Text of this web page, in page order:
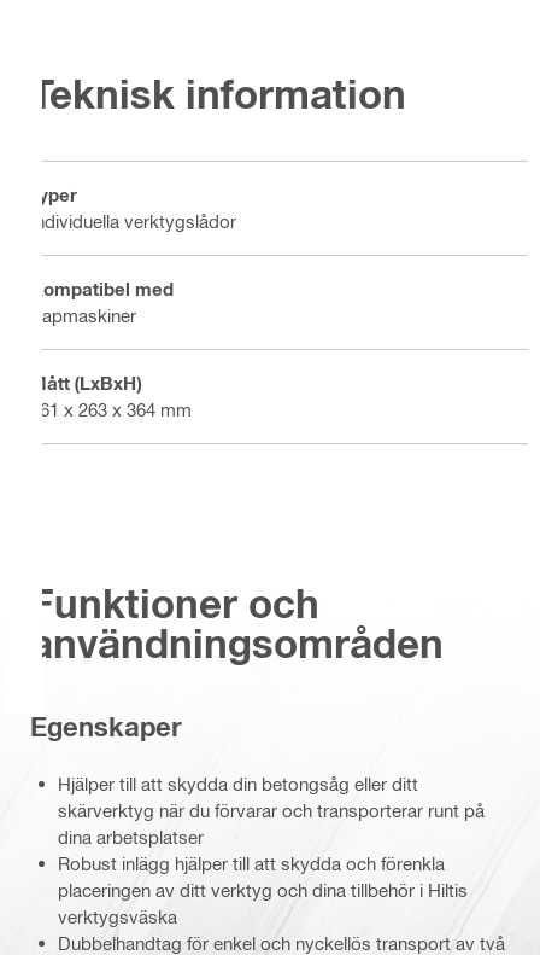
Teknisk information
Typer
Individuella verktygslådor
Kompatibel med
Kapmaskiner
Mått (LxBxH)
461 x 263 x 364 mm
Funktioner och
användningsområden
Egenskaper
Hjälper till att skydda din betongsåg eller ditt
skärverktyg när du förvarar och transporterar runt på
dina arbetsplatser
Robust inlägg hjälper till att skydda och förenkla
placeringen av ditt verktyg och dina tillbehör i Hiltis
verktygsväska
Dubbelhandtag för enkel och nyckellös transport av två